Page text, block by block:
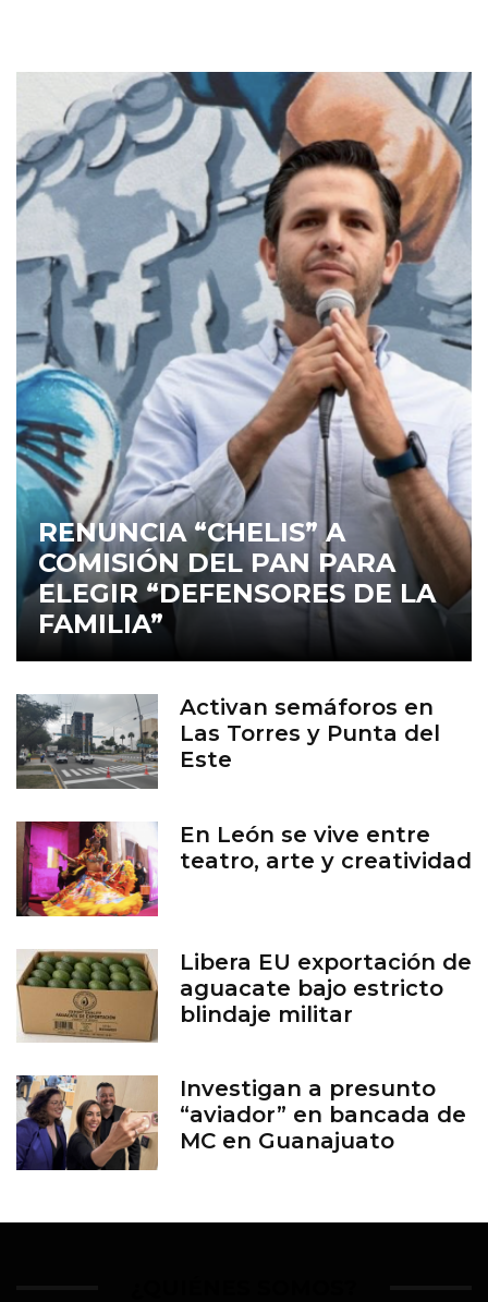
RENUNCIA “CHELIS” A
COMISIÓN DEL PAN PARA
ELEGIR “DEFENSORES DE LA
FAMILIA”
Activan semáforos en
Las Torres y Punta del
Este
En León se vive entre
teatro, arte y creatividad
Libera EU exportación de
aguacate bajo estricto
blindaje militar
Investigan a presunto
“aviador” en bancada de
MC en Guanajuato